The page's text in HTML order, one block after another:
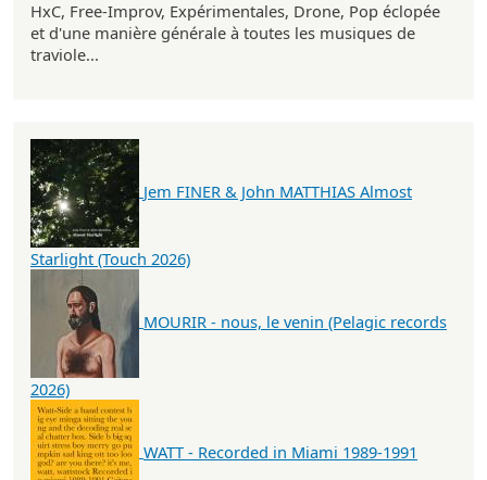
HxC, Free-Improv, Expérimentales, Drone, Pop éclopée
et d'une manière générale à toutes les musiques de
traviole...
Jem FINER & John MATTHIAS Almost
Starlight (Touch 2026)
MOURIR - nous, le venin (Pelagic records
2026)
WATT - Recorded in Miami 1989-1991